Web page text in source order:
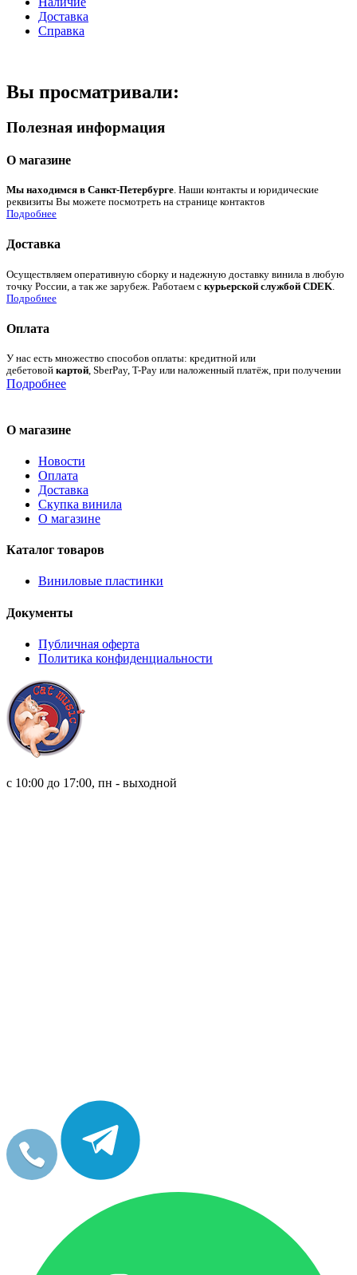
Доставка
Справка
Вы просматривали:
Полезная информация
О магазине
Мы находимся в Санкт-Петербурге. Наши контакты и юридические
реквизиты Вы можете посмотреть на странице контактов
Подробнее
Доставка
Осуществляем оперативную сборку и надежную доставку винила в любую
точку России, а так же зарубеж. Работаем с курьерской службой CDEK
Подробнее
Оплата
У нас есть множество способов оплаты: кредитной или
дебетовой картой, SberPay, T-Pay или наложенный платёж, при получении
Подробнее
О магазине
Новости
Оплата
Доставка
Скупка винила
О магазине
Каталог товаров
Виниловые пластинки
Документы
Публичная оферта
Политика конфиденциальности
с 10:00 до 17:00, пн - выходной